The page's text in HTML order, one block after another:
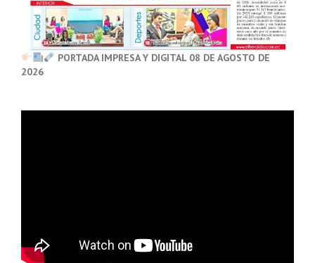
PORTADA IMPRESA Y DIGITAL 08 DE AGOSTO DE
2026